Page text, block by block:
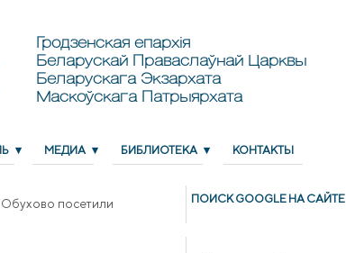
Гродзенская епархія
Беларускай Праваслаўнай Царквы
Беларускага Экзархата
Маскоўскага Патрыярхата
МЕДИА БИБЛИОТЕКА КОНТАКТЫ
посетили
ПОИСК GOОGLE НА САЙТЕ